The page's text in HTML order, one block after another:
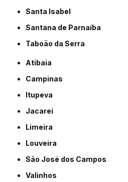
Santa Isabel
Santana de Parnaíba
Taboão da Serra
Atibaia
Campinas
Itupeva
Jacareí
Limeira
Louveira
São José dos Campos
Valinhos